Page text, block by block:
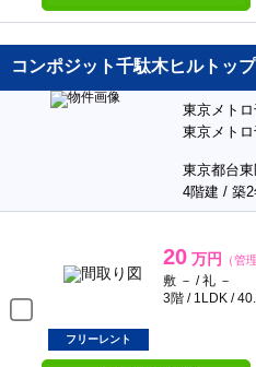
コンポジット千駄木ヒルトップ
東京メト
東京メト
東京都台
4階建 / 築
20 万円 （管
敷 － / 礼 －
3階 / 1LDK /
フリーレント